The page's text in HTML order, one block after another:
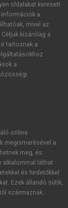
oldalakat keresett
információk a
mivel az
kizárólag a
tartoznak a
a
online
megismerésével a
meg, és
alkalommal láthat
és hirdetőkkel
Ezek állandó sütik,
származnak.